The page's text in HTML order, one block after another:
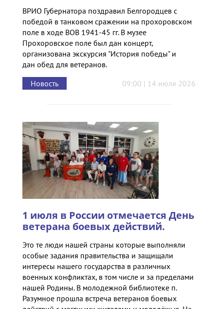
ВРИО Губернатора поздравил Белгородцев с
победой в танковом сражении на прохоровском
поле в ходе ВОВ 1941-45 гг. В музее
Прохоровское поле был дан концерт,
организована экскурсия "История победы" и
дан обед для ветеранов.
Новость
09:00 | 14 июля 2026
1 июля в России отмечается День
ветерана боевых действий.
Это те люди нашей страны которые выполняли
особые задания правительства и защищали
интересы нашего государства в различных
военных конфликтах, в том числе и за пределами
нашей Родины. В молодежной библиотеке п.
Разумное прошла встреча ветеранов боевых